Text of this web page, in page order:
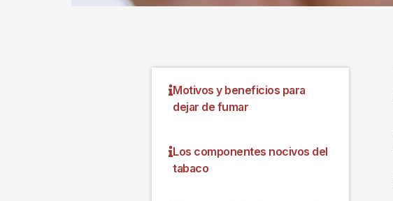
Motivos y beneficios para
dejar de fumar
Los componentes nocivos del
tabaco